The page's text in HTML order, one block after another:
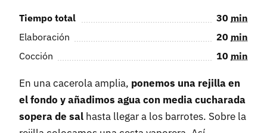
Tiempo total 30 min
Elaboración
20 min
Cocción
10 min
En una cacerola amplia, ponemos una rejilla en
el fondo y añadimos agua con media cucharada
sopera de sal hasta llegar a los barrotes. Sobre la